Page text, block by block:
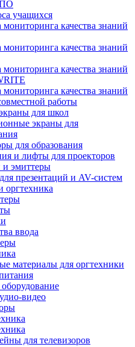
ПО
учащихся
качества знаний
качества знаний
качества знаний
качества знаний
работы
для школ
экраны для
для образования
и лифты для проекторов
и эмиттеры
презентаций и AV-систем
ввода
материалы для оргтехники
видео
для телевизоров